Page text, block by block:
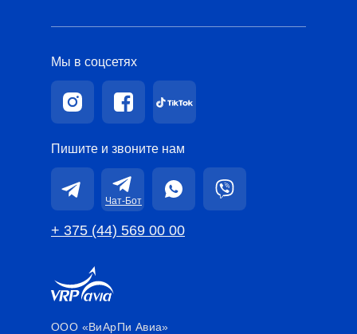
Пишите и звоните нам
Чат-Бот
Мы в соцсетях
ООО «ВиАрПи Авиа»
+ 375 (44) 569 00 00